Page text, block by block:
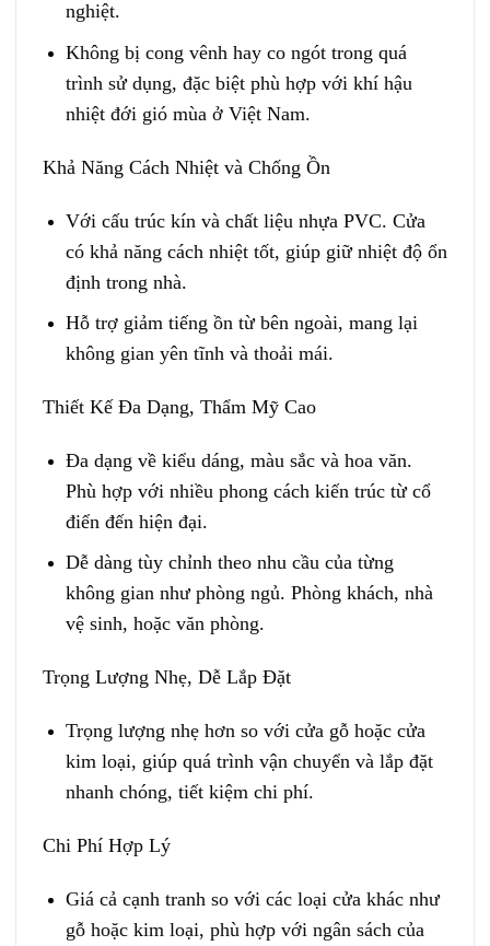
nghiệt.
Không bị cong vênh hay co ngót trong quá
trình sử dụng, đặc biệt phù hợp với khí hậu
nhiệt đới gió mùa ở Việt Nam.
Khả Năng Cách Nhiệt và Chống Ồn
Với cấu trúc kín và chất liệu nhựa PVC. Cửa
có khả năng cách nhiệt tốt, giúp giữ nhiệt độ ổn
định trong nhà.
Hỗ trợ giảm tiếng ồn từ bên ngoài, mang lại
không gian yên tĩnh và thoải mái.
Thiết Kế Đa Dạng, Thẩm Mỹ Cao
Đa dạng về kiểu dáng, màu sắc và hoa văn.
Phù hợp với nhiều phong cách kiến trúc từ cổ
điển đến hiện đại.
Dễ dàng tùy chỉnh theo nhu cầu của từng
không gian như phòng ngủ. Phòng khách, nhà
vệ sinh, hoặc văn phòng.
Trọng Lượng Nhẹ, Dễ Lắp Đặt
Trọng lượng nhẹ hơn so với cửa gỗ hoặc cửa
kim loại, giúp quá trình vận chuyển và lắp đặt
nhanh chóng, tiết kiệm chi phí.
Chi Phí Hợp Lý
Giá cả cạnh tranh so với các loại cửa khác như
gỗ hoặc kim loại, phù hợp với ngân sách của